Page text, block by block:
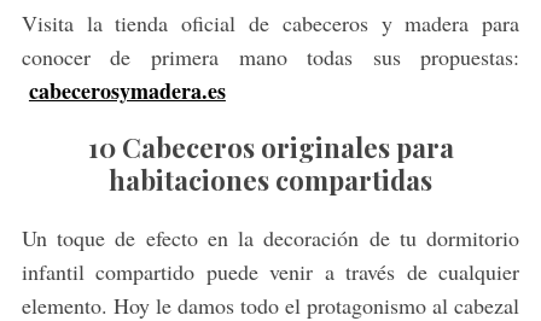
Visita la tienda oficial de cabeceros y madera para
conocer de primera mano todas sus propuestas:
cabecerosymadera.es
10 Cabeceros originales para
habitaciones compartidas
Un toque de efecto en la decoración de tu dormitorio
infantil compartido puede venir a través de cualquier
elemento. Hoy le damos todo el protagonismo al cabezal